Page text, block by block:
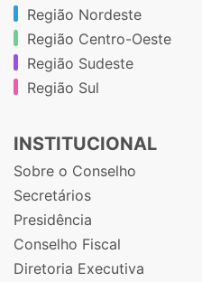
Região Nordeste
Região Centro-Oeste
Região Sudeste
Região Sul
INSTITUCIONAL
Sobre o Conselho
Secretários
Presidência
Conselho Fiscal
Diretoria Executiva